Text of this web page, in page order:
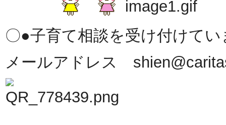
〇●子育て相談を受け付けて
メールアドレス